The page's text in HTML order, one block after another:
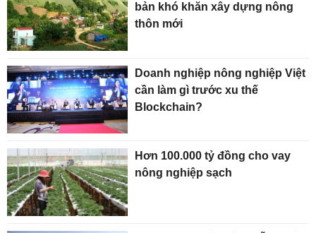
bản khó khăn xây dựng nông
thôn mới
Doanh nghiệp nông nghiệp Việt
cần làm gì trước xu thế
Blockchain?
Hơn 100.000 tỷ đồng cho vay
nông nghiệp sạch